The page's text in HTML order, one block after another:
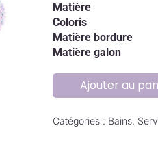
Matière
Coloris
Matière bordure
Matière galon
Ajouter au
Catégories : Bains,